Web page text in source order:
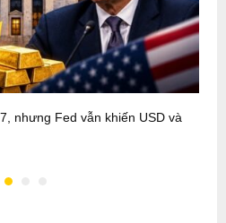
nhưng Fed vẫn khiến USD và